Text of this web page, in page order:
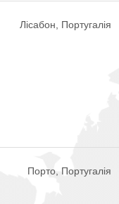
Лісабон, Португалія
Порто, Португалія